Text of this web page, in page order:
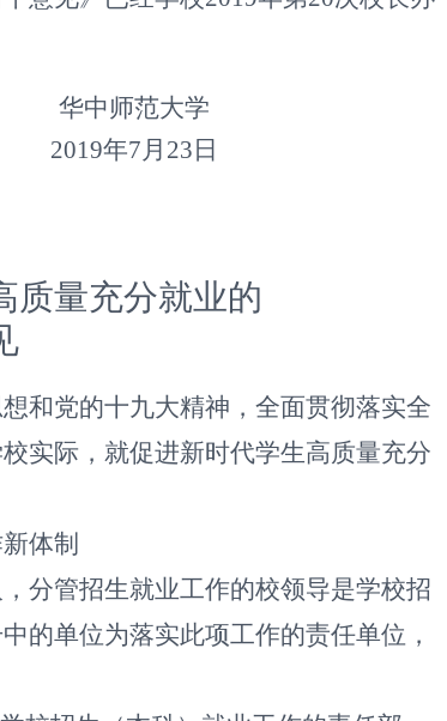
华中师范大学
2019年7月 23 日
质量充分就业的
和党的十九大精神，全面贯彻落实全
实际，就促进新时代学生高质量充分
体制
分管招生就业工作的校领导是学校招
的单位为落实此项工作的责任单位，